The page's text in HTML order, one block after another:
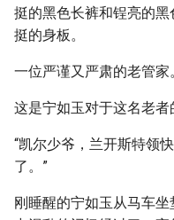
挺的黑色长裤和锃亮的
挺的身板。
一位严谨又严肃的老管家
这是宁如玉对于这名老者
“凯尔少爷，兰开斯特领
了。”
刚睡醒的宁如玉从马车